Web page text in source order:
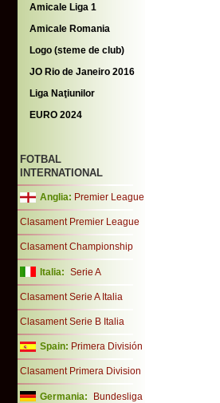
Amicale Liga 1
Amicale Romania
Logo (steme de club)
JO Rio de Janeiro 2016
Liga Naţiunilor
EURO 2024
FOTBAL
INTERNATIONAL
Anglia: Premier League
Clasament Premier League
Clasament Championship
Italia: Serie A
Clasament Serie A Italia
Clasament Serie B Italia
Spain: Primera División
Clasament Primera Division
Germania: Bundesliga